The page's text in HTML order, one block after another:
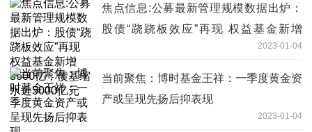
焦点信息:公募最新管理规模数据出炉：
股债“跷跷板效应”再现 权益基金新增
2023-01-04
当前聚焦：博时基金王祥：一季度黄金资
产或呈现先扬后抑表现
2023-01-04